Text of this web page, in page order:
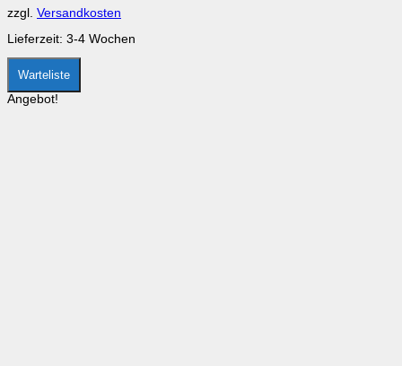
der
Produktseite
gewählt
werden
zzgl. Versandkosten
Lieferzeit: 3-4 Wochen
Warteliste
Angebot!